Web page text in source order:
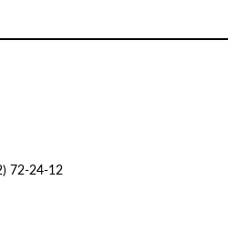
72-24-12